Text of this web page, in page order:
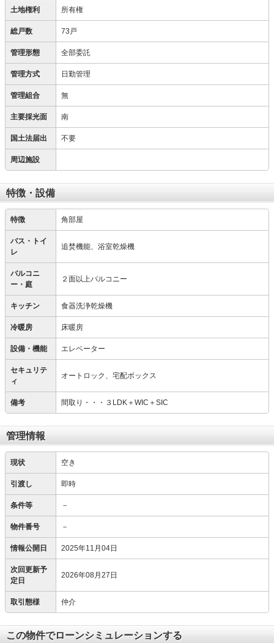
土地権利 所有権
総戸数 73戸
管理形態 全部委託
管理方式 日勤管理
管理組合 無
主要採光面 南
国土法届出 不要
周辺施設
特徴・設備
特徴 角部屋
バス・トイ
レ
追焚機能、浴室乾燥機
バルコニ
ー・庭
２面以上バルコニー
キッチン 食器洗浄乾燥機
冷暖房 床暖房
設備・機能 エレベーター
セキュリテ
ィ
オートロック、宅配ボックス
備考 間取り・・・３LDK＋WIC＋SIC
管理情報
現状 空き
引渡し 即時
条件等 －
物件番号 －
情報公開日 2025年11月04日
次回更新予
定日
2026年08月27日
取引態様 仲介
この物件でローンシミュレーションする